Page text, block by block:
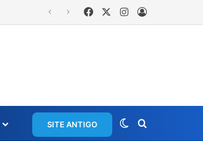
FacebookInstagram
SITE ANTIGO Switch skin